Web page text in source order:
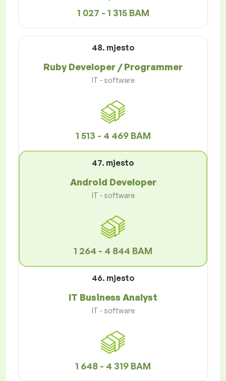
1 027 - 1 315 BAM
48. mjesto
Ruby Developer / Programmer
IT - software
1 513 - 4 469 BAM
47. mjesto
Android Developer
IT - software
1 264 - 4 844 BAM
46. mjesto
IT Business Analyst
IT - software
1 648 - 4 319 BAM